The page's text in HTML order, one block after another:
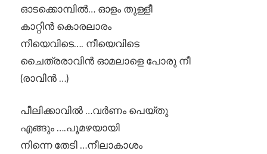
ഓടക്കൊമ്പിൽ… ഓളം തുള്ളീ
കാറ്റിന്‍ കൊരലാരം
നീയെവിടെ…. നീയെവിടെ
ചൈത്രരാവിന്‍ ഓമലാളെ പോരു നീ
(രാവിന്‍ …)
പീലിക്കാവില്‍ …വര്‍ണം പെയ്തു
എങ്ങും ….പൂമഴയായി
നിന്നെ തേടി …നീലാകാശം